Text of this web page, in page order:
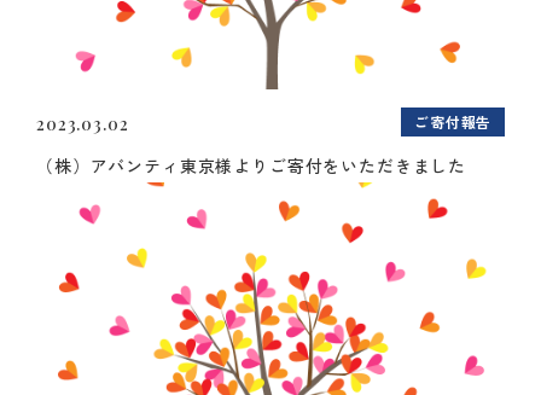
2023.03.02 ご寄付報告
（株）アバンティ東京様よりご寄付をいただきました